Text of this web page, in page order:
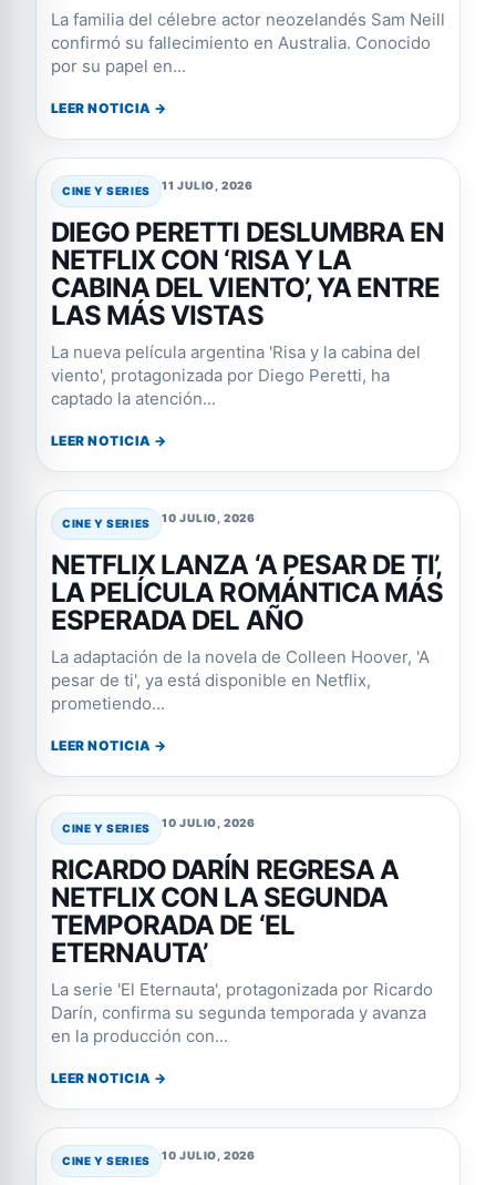
La familia del célebre actor neozelandés Sam Neill
confirmó su fallecimiento en Australia. Conocido
por su papel en...
LEER NOTICIA →
CINE Y SERIES 11 JULIO, 2026
DIEGO PERETTI DESLUMBRA EN
NETFLIX CON ‘RISA Y LA
CABINA DEL VIENTO’, YA ENTRE
LAS MÁS VISTAS
La nueva película argentina 'Risa y la cabina del
viento', protagonizada por Diego Peretti, ha
captado la atención...
LEER NOTICIA →
CINE Y SERIES 10 JULIO, 2026
NETFLIX LANZA ‘A PESAR DE TI’,
LA PELÍCULA ROMÁNTICA MÁS
ESPERADA DEL AÑO
La adaptación de la novela de Colleen Hoover, 'A
pesar de ti', ya está disponible en Netflix,
prometiendo...
LEER NOTICIA →
CINE Y SERIES 10 JULIO, 2026
RICARDO DARÍN REGRESA A
NETFLIX CON LA SEGUNDA
TEMPORADA DE ‘EL
ETERNAUTA’
La serie 'El Eternauta', protagonizada por Ricardo
Darín, confirma su segunda temporada y avanza
en la producción con...
LEER NOTICIA →
CINE Y SERIES 10 JULIO, 2026